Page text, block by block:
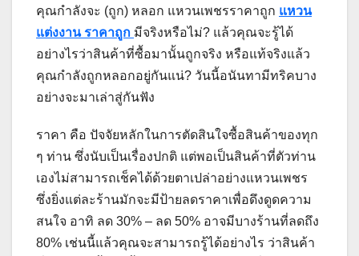
คุณกำลังจะ (ถูก) หลอก แหวนเพชรราคาถูก แหวน
แต่งงาน ราคาถูก มีจริงหรือไม่? แล้วคุณจะรู้ได้
อย่างไรว่าสินค้าที่ซื้อมานั้นถูกจริง หรือแท้จริงแล้ว
คุณกำลังถูกหลอกอยู่กันแน่? วันนี้อนันทามีทริคบาง
อย่างจะมาเล่าสู่กันฟัง
ราคา คือ ปัจจัยหลักในการตัดสินใจซื้อสินค้าของทุก
ๆ ท่าน ซึ่งนับเป็นเรื่องปกติ แต่พอเป็นสินค้าที่ตัวท่าน
เองไม่สามารถเช็คได้ด้วยตาเปล่าอย่างแหวนเพชร
ซึ่งยิ่งแต่ละร้านมักจะมีป้ายลดราคาเพื่อดึงดูดความ
สนใจ อาทิ ลด 30% – ลด 50% อาจมีบางร้านที่ลดถึง
80% เช่นนี้แล้วคุณจะสามารถรู้ได้อย่างไร ว่าสินค้า